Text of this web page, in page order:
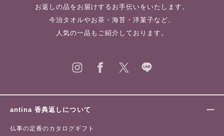
お返しの品をお届けするお手伝いをいたします。
今治タオルやお茶・海苔・洋菓子など、
人気の一品もご紹介しております。
antina 香典返しについて
仏事の定番のカタログギフト